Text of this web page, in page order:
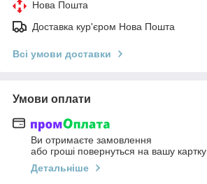
Нова Пошта
Доставка кур'єром Нова Пошта
Всі умови доставки
Умови оплати
Ви отримаєте замовлення
або гроші повернуться на вашу картку
Детальніше